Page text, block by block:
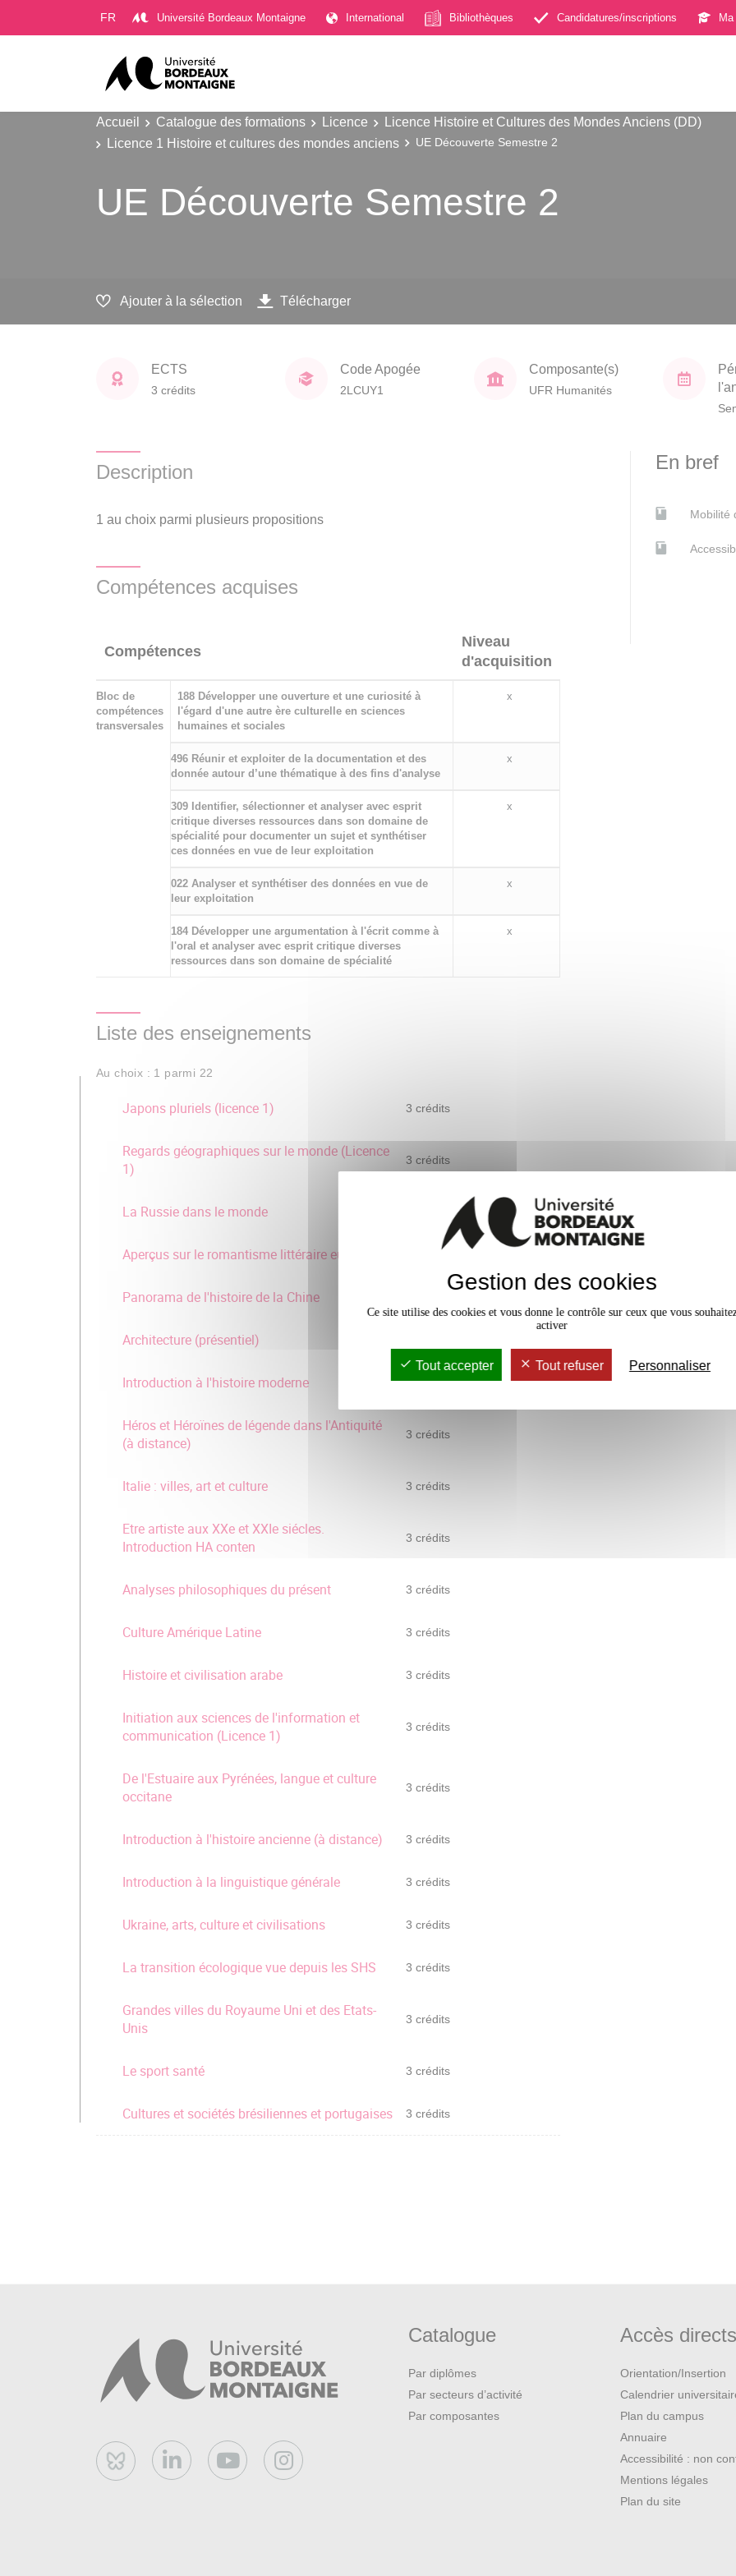
FR Université Bordeaux Montaigne International Bibliothèques Candidatures/inscriptions Ma
Accueil Catalogue des formations Licence
Licence Histoire et Cultures des Mondes Anciens (DD)
Licence 1 Histoire et cultures des mondes anciens
UE Découverte Semestre 2
UE Découverte Semestre 2
Ajouter à la sélection Télécharger
ECTS
3 crédits
Code Apogée
2LCUY1
Composante(s)
UFR Humanités
Description
1 au choix parmi plusieurs propositions
Compétences acquises
Compétences
Niveau
d'acquisition
Bloc de
compétences
transversales
188 Développer une ouverture et une curiosité à
l'égard d'une autre ère culturelle en sciences
humaines et sociales
x
496 Réunir et exploiter de la documentation et des
donnée autour d’une thématique à des fins d'analyse
x
309 Identifier, sélectionner et analyser avec esprit
critique diverses ressources dans son domaine de
spécialité pour documenter un sujet et synthétiser
ces données en vue de leur exploitation
x
022 Analyser et synthétiser des données en vue de
leur exploitation
x
184 Développer une argumentation à l'écrit comme à
l'oral et analyser avec esprit critique diverses
ressources dans son domaine de spécialité
x
Liste des enseignements
Au choix : 1 parmi 22
Japons pluriels (licence 1) 3 crédits
Regards géographiques sur le monde (Licence
1)
3 crédits
La Russie dans le monde
Aperçus sur le romantisme littéraire européen 3 crédits
Panorama de l'histoire de la Chine
Architecture (présentiel)
Introduction à l'histoire moderne 3 crédits
Héros et Héroïnes de légende dans l'Antiquité
(à distance)
3 crédits
Italie : villes, art et culture 3 crédits
Etre artiste aux XXe et XXIe siécles.
Introduction HA conten
3 crédits
Analyses philosophiques du présent 3 crédits
Culture Amérique Latine 3 crédits
Histoire et civilisation arabe 3 crédits
Initiation aux sciences de l'information et
communication (Licence 1)
3 crédits
De l'Estuaire aux Pyrénées, langue et culture
occitane
3 crédits
Introduction à l'histoire ancienne (à distance) 3 crédits
Introduction à la linguistique générale 3 crédits
Ukraine, arts, culture et civilisations 3 crédits
La transition écologique vue depuis les SHS 3 crédits
Grandes villes du Royaume Uni et des Etats-
Unis
3 crédits
Le sport santé 3 crédits
Cultures et sociétés brésiliennes et portugaises 3 crédits
En bref
Mobilité
Bluesky
Catalogue
Par diplômes
Par secteurs d’activité
Par composantes
Accès
Orientation/Insertion
Calendrier
Plan du campus
Annuaire
Accessibilité : non
Mentions légales
Plan du site
Gestion des cookies
Ce site utilise des cookies et vous donne le contrôle sur ceux que vous
activer
Tout accepter Tout refuser Personnaliser